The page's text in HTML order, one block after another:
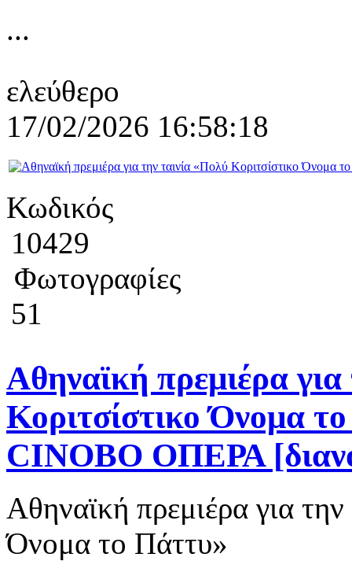
...
ελεύθερο
17/02/2026 16:58:18
Κωδικός
10429
Φωτογραφίες
51
Αθηναϊκή πρεμιέρα
Κοριτσίστικο Όνομα
CINOBO ΟΠΕΡΑ
Αθηναϊκή πρεμιέρα για
Όνομα το Πάττυ»